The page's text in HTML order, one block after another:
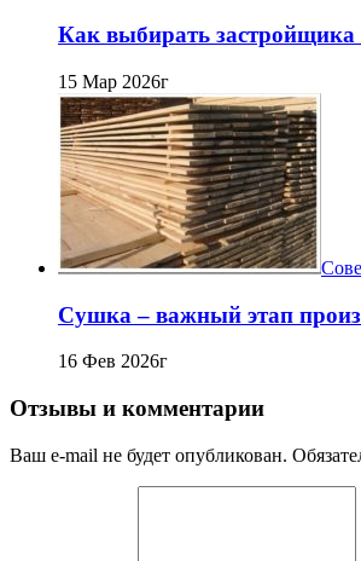
Как выбирать
15 Мар 2026г
Сушка – важный этап
16 Фев 2026г
Отзывы и комментарии
Ваш e-mail не будет опубликован.